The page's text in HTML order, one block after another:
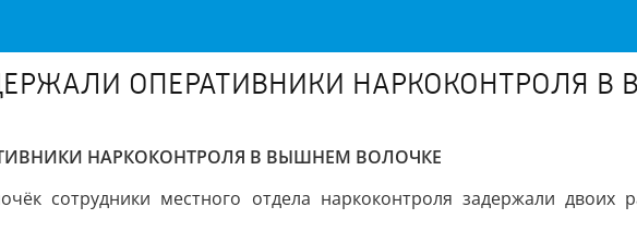
ОПЕРАТИВНИКИ НАРКОКОНТРОЛЯ
НАРКОКОНТРОЛЯ В ВЫШНЕМ ВОЛОЧКЕ
сотрудники местного отдела наркоконтроля задержали